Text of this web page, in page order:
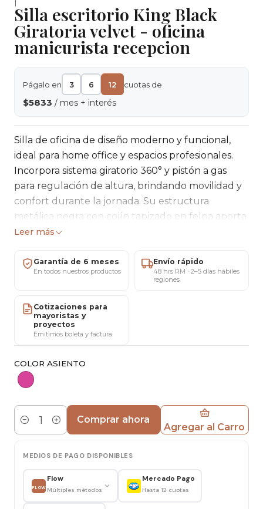
|
Silla escritorio King Black
Giratoria velvet - oficina
manicurista recepcion
Págalo en 3 6 12 cuotas de
$5833 / mes + interés
Silla de oficina de diseño moderno y funcional,
ideal para home office y espacios profesionales.
Incorpora sistema giratorio 360° y pistón a gas
para regulación de altura, brindando movilidad y
confort durante la jornada. Su estructura
metálica negra con cojín tapizado en felpa aporta
estabilidad y una estética elegante.
Medidas
Ancho: 42 cm
Altura de asiento regulable: 45 – 58 cm
Altura total: 83 cm
Materiales y estructura
Estructura de metal color negro.
Cojín tapizado en felpa.
Sistema giratorio 360° con elevación a gas.
Uso recomendado
Ideal para oficina, escritorio, estudio o espacio de
Limpiar con paño seco o ligeramente húmedo.
Leer más
Garantía de 6 meses
En todos nuestros productos
Envío rápido
48 hrs RM · 2–5 días hábiles
regiones
Cotizaciones para
mayoristas y
proyectos
Emitimos boleta y factura
COLOR ASIENTO
Cantidad Agregar al Carro
Comprar ahora
MEDIOS DE PAGO DISPONIBLES
FLOW
Flow
Múltiples métodos
Mercado Pago
Hasta 12 cuotas